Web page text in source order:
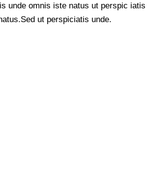
unde omnis iste natus ut perspic
ut perspiciatis unde.